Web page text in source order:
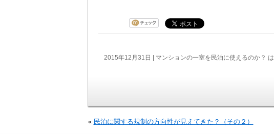
2015年12月31日 |
マンションの一室を民泊に使えるのか？ は
« 民泊に関する規制の方向性が見えてきた？（その２）